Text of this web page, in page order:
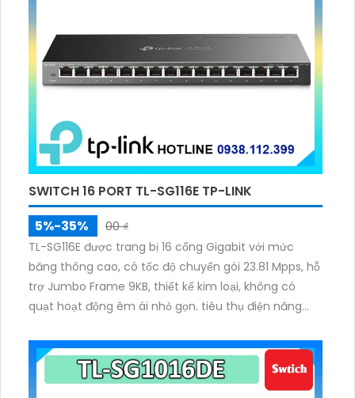
SWITCH 16 PORT TL-SG116E TP-LINK
5%-35%
00 ₫
TL-SG116E được trang bị 16 cổng Gigabit với mức
băng thông cao, có tốc độ chuyển gói 23.81 Mpps, hỗ
trợ Jumbo Frame 9KB, thiết kế kim loại, không có
quạt hoạt động êm ái nhỏ gọn. tiêu thụ điện năng